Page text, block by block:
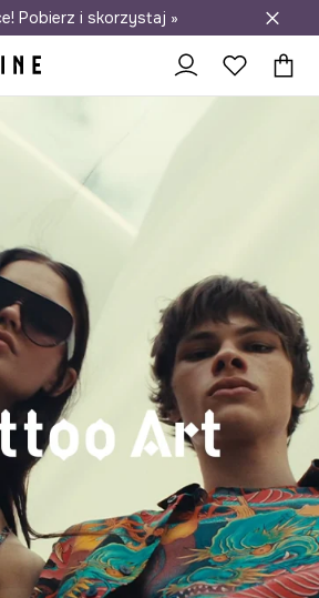
dostawa do salonów
Pobierz i skorzystaj »